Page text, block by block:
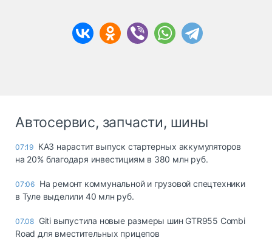
Автосервис, запчасти, шины
07:19 КАЗ нарастит выпуск стартерных аккумуляторов
на 20% благодаря инвестициям в 380 млн руб.
07:06 На ремонт коммунальной и грузовой спецтехники
в Туле выделили 40 млн руб.
07.08 Giti выпустила новые размеры шин GTR955 Combi
Road для вместительных прицепов